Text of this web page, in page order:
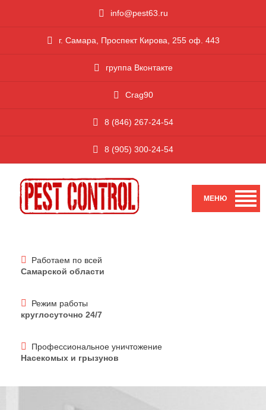
info@pest63.ru
г. Самара, Проспект Кирова, 255 оф. 443
группа Вконтакте
Crag90
8 (846) 267-24-54
8 (905) 300-24-54
Работаем по всей
Самарской области
Режим работы
круглосуточно 24/7
Профессиональное уничтожение
Насекомых и грызунов